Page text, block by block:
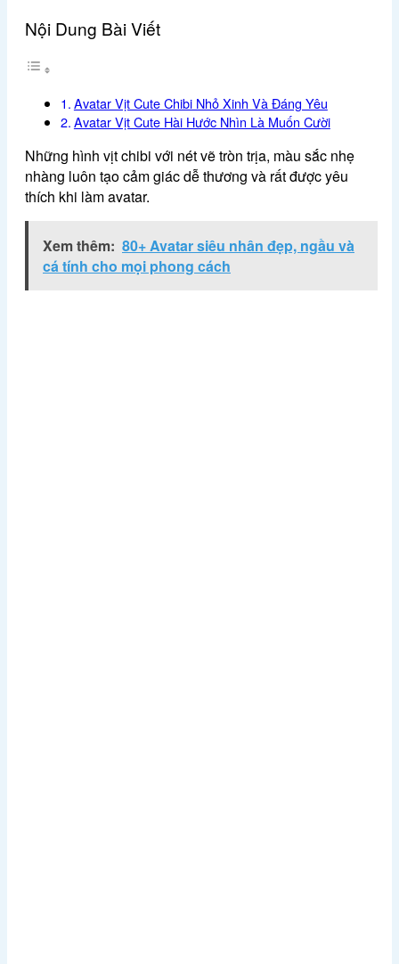
Nội Dung Bài Viết
Avatar Vịt Cute Chibi Nhỏ Xinh Và Đáng Yêu
Avatar Vịt Cute Hài Hước Nhìn Là Muốn Cười
Những hình vịt chibi với nét vẽ tròn trịa, màu sắc nhẹ
nhàng luôn tạo cảm giác dễ thương và rất được yêu
thích khi làm avatar.
Xem thêm: 80+ Avatar siêu nhân đẹp, ngầu và
cá tính cho mọi phong cách